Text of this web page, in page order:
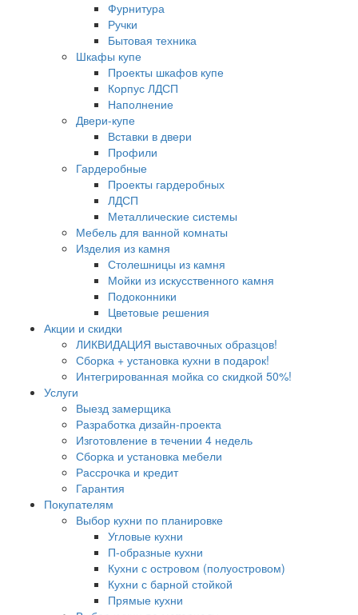
Фурнитура
Ручки
Бытовая техника
Шкафы купе
Проекты шкафов купе
Корпус ЛДСП
Наполнение
Двери-купе
Вставки в двери
Профили
Гардеробные
Проекты гардеробных
ЛДСП
Металлические системы
Мебель для ванной комнаты
Изделия из камня
Столешницы из камня
Мойки из искусственного камня
Подоконники
Цветовые решения
Акции и скидки
ЛИКВИДАЦИЯ выставочных образцов!
Сборка + установка кухни в подарок!
Интегрированная мойка со скидкой 50%!
Услуги
Выезд замерщика
Разработка дизайн-проекта
Изготовление в течении 4 недель
Сборка и установка мебели
Рассрочка и кредит
Гарантия
Покупателям
Выбор кухни по планировке
Угловые кухни
П-образные кухни
Кухни с островом (полуостровом)
Кухни с барной стойкой
Прямые кухни